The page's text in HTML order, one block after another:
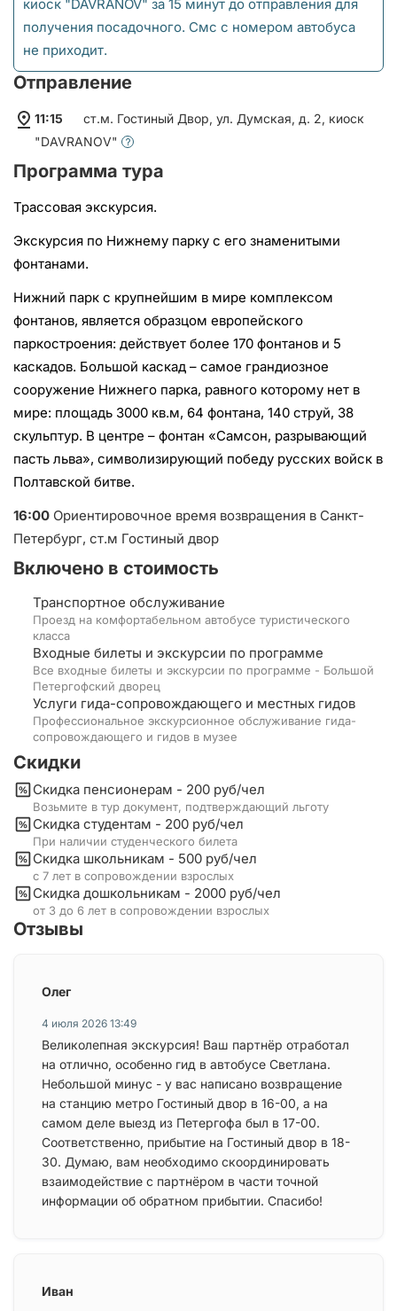
киоск "DAVRANOV" за 15 минут до отправления для
получения посадочного. Смс с номером автобуса
не приходит.
Отправление
11:15
ст.м. Гостиный Двор, ул. Думская, д. 2, киоск
"DAVRANOV"
Программа тура
Трассовая экскурсия.
Экскурсия по Нижнему парку с его знаменитыми
фонтанами.
Нижний парк с крупнейшим в мире комплексом
фонтанов, является образцом европейского
паркостроения: действует более 170 фонтанов и 5
каскадов. Большой каскад – самое грандиозное
сооружение Нижнего парка, равного которому нет в
мире: площадь 3000 кв.м, 64 фонтана, 140 струй, 38
скульптур. В центре – фонтан «Самсон, разрывающий
пасть льва», символизирующий победу русских войск в
Полтавской битве.
16:00 Ориентировочное время возвращения в Санкт-
Петербург, ст.м Гостиный двор
Включено в стоимость
Транспортное обслуживание
Проезд на комфортабельном автобусе туристического
класса
Входные билеты и экскурсии по программе
Все входные билеты и экскурсии по программе - Большой
Петергофский дворец
Услуги гида-сопровождающего и местных гидов
Профессиональное экскурсионное обслуживание гида-
сопровождающего и гидов в музее
Скидки
Скидка пенсионерам - 200 руб/чел
Возьмите в тур документ, подтверждающий льготу
Скидка студентам - 200 руб/чел
При наличии студенческого билета
Скидка школьникам - 500 руб/чел
с 7 лет в сопровождении взрослых
Скидка дошкольникам - 2000 руб/чел
от 3 до 6 лет в сопровождении взрослых
Отзывы
Олег
4 июля 2026 13:49
Великолепная экскурсия! Ваш партнёр отработал
на отлично, особенно гид в автобусе Светлана.
Небольшой минус - у вас написано возвращение
на станцию метро Гостиный двор в 16-00, а на
самом деле выезд из Петергофа был в 17-00.
Соответственно, прибытие на Гостиный двор в 18-
30. Думаю, вам необходимо скоординировать
взаимодействие с партнёром в части точной
информации об обратном прибытии. Спасибо!
Иван